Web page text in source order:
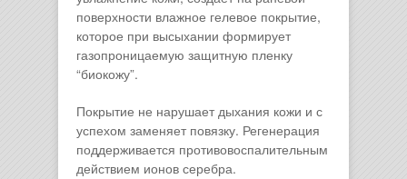
поверхности влажное гелевое покрытие,
которое при высыхании формирует
газопроницаемую защитную пленку
“биокожу”.
Покрытие не нарушает дыхания кожи и с
успехом заменяет повязку. Регенерация
поддерживается противовоспалительным
действием ионов серебра.